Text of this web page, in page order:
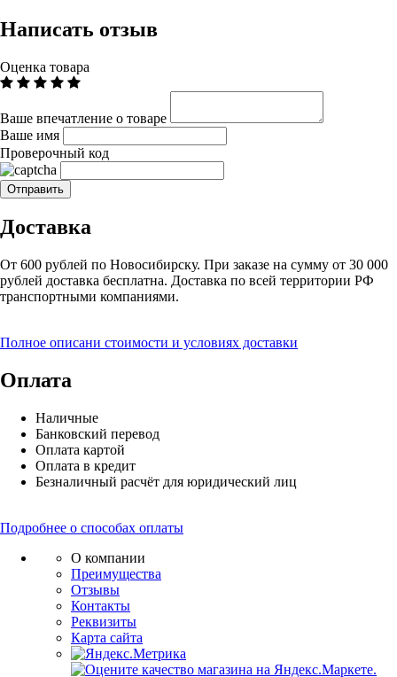
Написать отзыв
Оценка товара
Ваше впечатление о товаре
Ваше имя
Проверочный код
Доставка
От 600 рублей по Новосибирску. При заказе на сумму от 30 000
рублей доставка бесплатна. Доставка по всей территории РФ
транспортными компаниями.
Полное описани стоимости и условиях доставки
Оплата
Наличные
Банковский перевод
Оплата картой
Оплата в кредит
Безналичный расчёт для юридический лиц
Подробнее о способах оплаты
О компании
Преимущества
Отзывы
Контакты
Реквизиты
Карта сайта